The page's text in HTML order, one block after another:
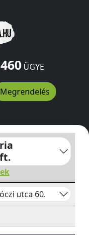
ÜGYE
Megrendelés
Rákóczi utca 60.
utca 60.